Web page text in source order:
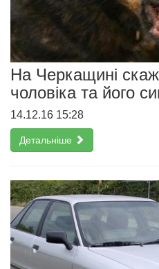
На Черкащині
чоловіка та його
14.12.16 15:28
Детальніше